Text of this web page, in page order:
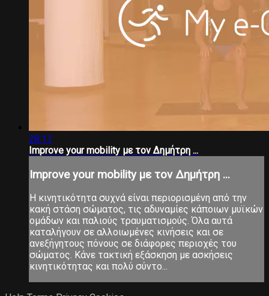
28:11
Improve your mobility με τον Δημήτρη ...
Improve your mobility με τον Δημήτρη ...
Η κινητικότητα συχνά είναι περιορισμένη από την
κακή στάση σώματος, τις αδυναμίες κάποιων μυϊκών
ομάδων και παλιούς τραυματισμούς. Όλα αυτά
καταλήγουν σε αλλοιωμένες κινήσεις και σε
ανεξήγητους πόνους σε διάφορες περιοχές του
σώματος. Κάνε τακτική εξάσκηση με ασκήσεις
κινητικότητας και πολύ σύντο...